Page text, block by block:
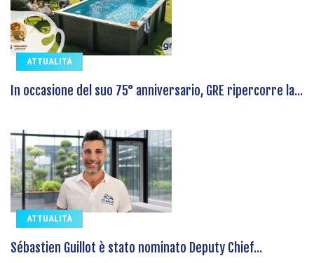
ATTUALITÀ
In occasione del suo 75° anniversario, GRE ripercorre la...
ATTUALITÀ
Sébastien Guillot è stato nominato Deputy Chief...